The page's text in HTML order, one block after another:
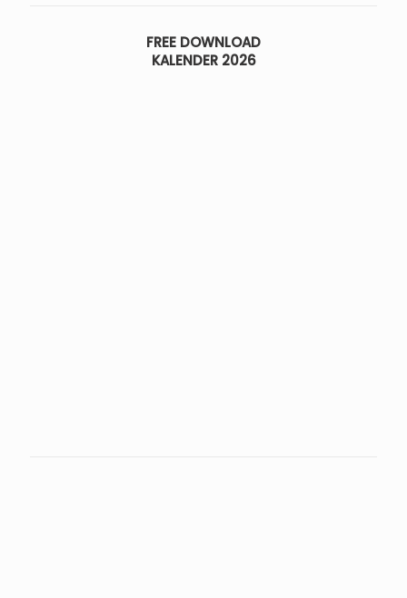
FREE DOWNLOAD
KALENDER 2026